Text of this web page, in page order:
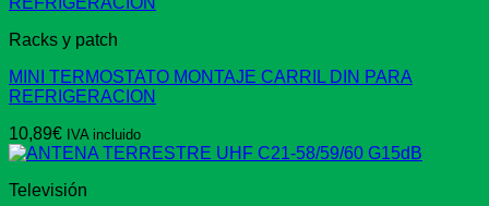
Racks y patch
MINI TERMOSTATO MONTAJE CARRIL DIN PARA
REFRIGERACION
10,89€ IVA incluido
Televisión